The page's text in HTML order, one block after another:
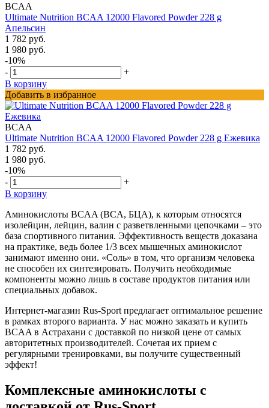
BCAA
Ultimate Nutrition BCAA 12000 Flavored Powder 228 g
Апельсин
1 782 руб.
1 980 руб.
-10%
-
+
В корзину
Добавить в избранное
BCAA
Ultimate Nutrition BCAA 12000 Flavored Powder 228 g Ежевика
1 782 руб.
1 980 руб.
-10%
-
+
В корзину
Аминокислоты BCAA (BCA, БЦА), к которым относятся
изолейцин, лейцин, валин с разветвленными цепочками – это
база спортивного питания. Эффективность веществ доказана
на практике, ведь более 1/3 всех мышечных аминокислот
занимают именно они. «Соль» в том, что организм человека
не способен их синтезировать. Получить необходимые
компоненты можно лишь в составе продуктов питания или
специальных добавок.
Интернет-магазин Rus-Sport предлагает оптимальное решение
в рамках второго варианта. У нас можно заказать и купить
BCAA в Астрахани с доставкой по низкой цене от самых
авторитетных производителей. Сочетая их прием с
регулярными тренировками, вы получите существенный
эффект!
Комплексные аминокислоты с